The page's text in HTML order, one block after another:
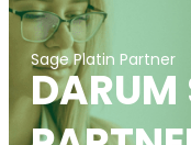
Sage Platin Partner
DARUM